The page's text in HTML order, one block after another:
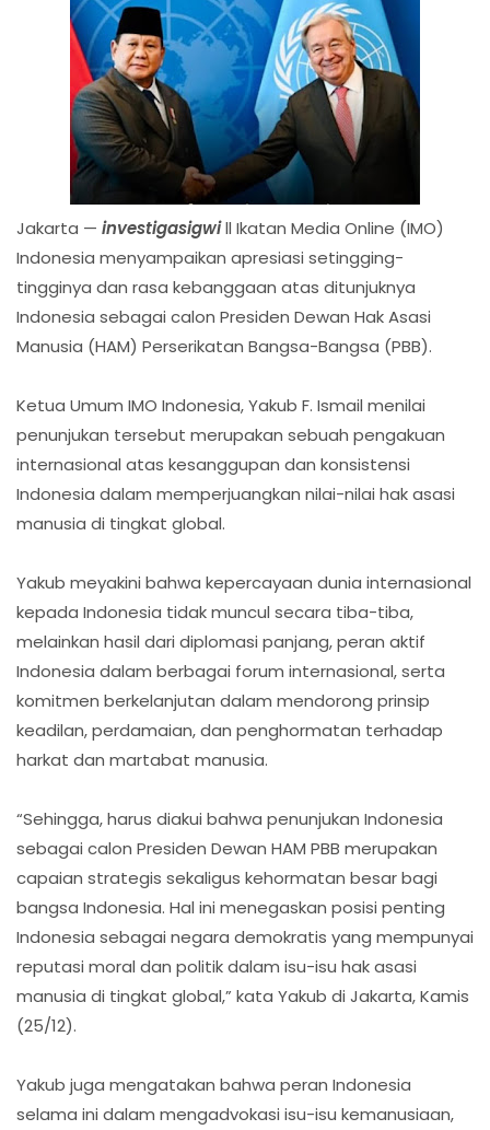
Jakarta — investigasigwill Ikatan Media Online (IMO)
Indonesia menyampaikan apresiasi setingging-
tingginya dan rasa kebanggaan atas ditunjuknya
Indonesia sebagai calon Presiden Dewan Hak Asasi
Manusia (HAM) Perserikatan Bangsa-Bangsa (PBB).
Ketua Umum IMO Indonesia, Yakub F. Ismail menilai
penunjukan tersebut merupakan sebuah pengakuan
internasional atas kesanggupan dan konsistensi
Indonesia dalam memperjuangkan nilai-nilai hak asasi
manusia di tingkat global.
Yakub meyakini bahwa kepercayaan dunia internasional
kepada Indonesia tidak muncul secara tiba-tiba,
melainkan hasil dari diplomasi panjang, peran aktif
Indonesia dalam berbagai forum internasional, serta
komitmen berkelanjutan dalam mendorong prinsip
keadilan, perdamaian, dan penghormatan terhadap
harkat dan martabat manusia.
“Sehingga, harus diakui bahwa penunjukan Indonesia
sebagai calon Presiden Dewan HAM PBB merupakan
capaian strategis sekaligus kehormatan besar bagi
bangsa Indonesia. Hal ini menegaskan posisi penting
Indonesia sebagai negara demokratis yang mempunyai
reputasi moral dan politik dalam isu-isu hak asasi
manusia di tingkat global,” kata Yakub di Jakarta, Kamis
(25/12).
Yakub juga mengatakan bahwa peran Indonesia
selama ini dalam mengadvokasi isu-isu kemanusiaan,